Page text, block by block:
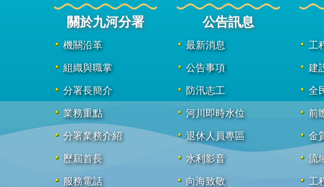
關於九河分署
機關沿革
組織與職掌
分署長簡介
業務重點
分署業務介紹
歷屆首長
服務電話
公告訊息
最新消息
公告事項
防汛志工
河川即時水位
退休人員專區
水利影音
向海致敬
工
建
全
前
金
流
工